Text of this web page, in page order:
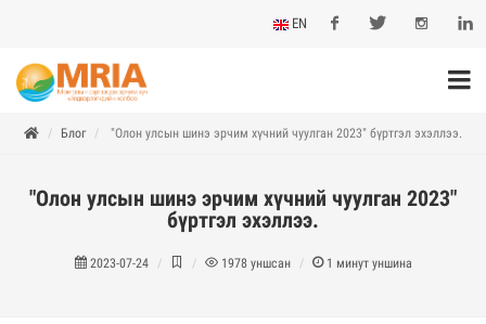
Instagram
EN
Блог "Олон улсын шинэ эрчим хүчний чуулган 2023" бүртгэл эхэллээ.
"Олон улсын шинэ эрчим хүчний чуулган 2023"
бүртгэл эхэллээ.
2023-07-24 1978 уншсан 1 минут уншина